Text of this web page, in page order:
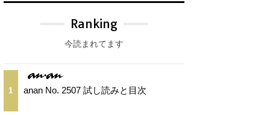
Ranking
今読まれてます
1 anan No. 2507 試し読みと目次